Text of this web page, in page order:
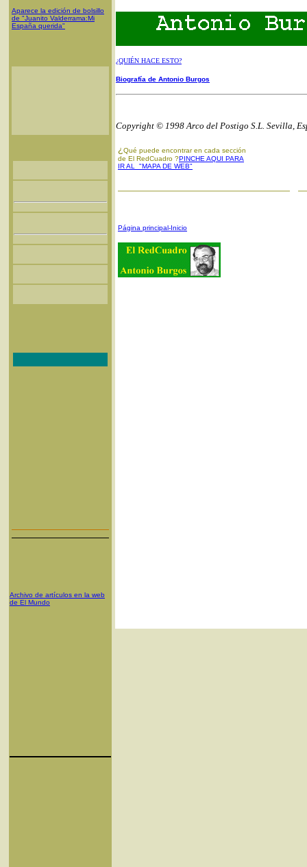
Aparece la edición de bolsillo
de "Juanito Valderrama:Mi
España querida"
Archivo de artículos en la web
de El Mundo
¿QUIÉN HACE ESTO?
Biografía de Antonio Burgos
Copyright © 1998 Arco del Postigo S.L. Sevilla,
¿ Qué puede encontrar en cada sección
de El RedCuadro ?PINCHE AQUI PARA
IR AL "MAPA DE WEB"
Página principal-Inicio